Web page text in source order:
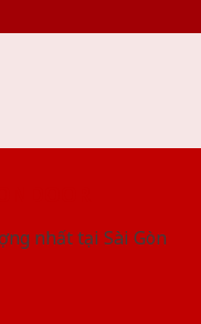
nhất tại Sài Gòn